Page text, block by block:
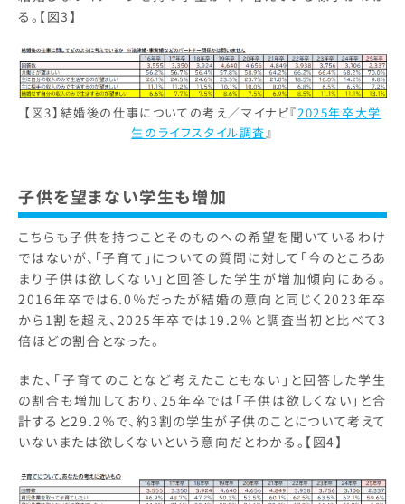
る。【図3】
【図3】結婚後の仕事についての考え／マイナビ『2025年卒大学
生のライフスタイル調査』
子供を望まない学生も増加
こちらも子供を持つことそのものへの希望を聞いているわけ
ではないが、「子育て」についての質問に対して「今のところあ
まり子供は欲しくない」と回答した学生が増加傾向にある。
2016年卒では6.0％だったが結婚の意向と同じく2023年卒
から1割を超え、2025年卒では19.2％と調査当初と比べて3
倍ほどの割合となった。
また、「子育てのことなど考えたこともない」と回答した学生
の割合も増加しており、25年卒では「子供は欲しくない」と合
計すると29.2％で、約3割の学生が子供のことについて考えて
いないまたは欲しくないという意向だとわかる。【図4】